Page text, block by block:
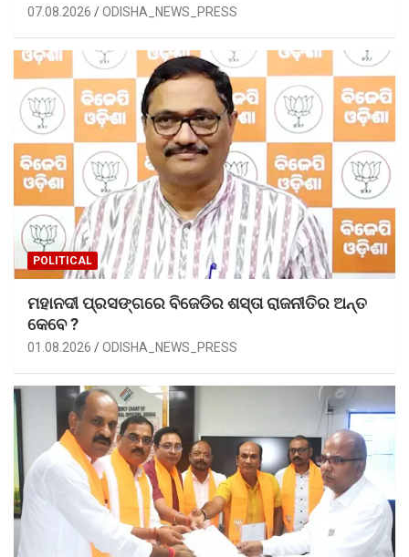
07.08.2026 ODISHA_NEWS_PRESS
POLITICAL
ମହାନଦୀ ପ୍ରସଙ୍ଗରେ ବିଜେଡିର ଶସ୍ତା ରାଜନୀତିର ଅନ୍ତ
କେବେ ?
01.08.2026 ODISHA_NEWS_PRESS